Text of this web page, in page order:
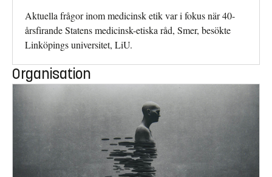
Aktuella frågor inom medicinsk etik var i fokus när 40-
årsfirande Statens medicinsk-etiska råd, Smer, besökte
Linköpings universitet, LiU.
Organisation